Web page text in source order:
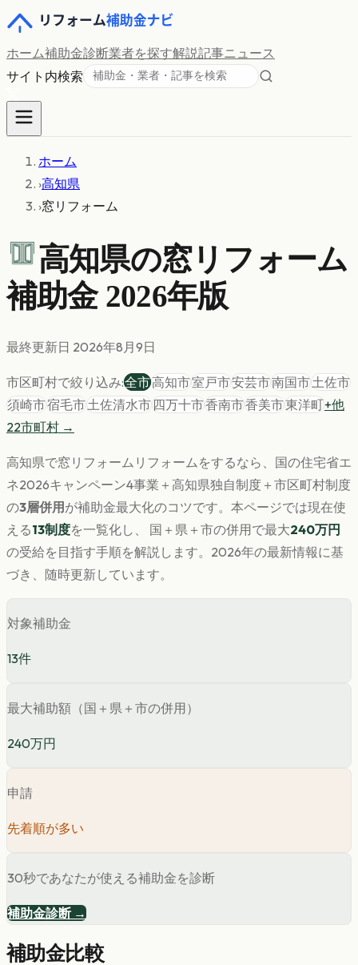
ホーム補助金診断業者を探す解説記事ニュース
サイト内検索
ホーム
›高知県
›窓リフォーム
高知県の窓リフォーム
補助金 2026年版
最終更新日 2026年8月9日
市区町村で絞り込み:全市高知市室戸市安芸市南国市土佐市
須崎市宿毛市土佐清水市四万十市香南市香美市東洋町+他
22市町村 →
高知県で窓リフォーム リフォームをするなら、国の住宅省エ
ネ2026キャンペーン4事業＋ 高知県独自制度＋市区町村制度
の3層併用 が補助金最大化のコツです。 本ページでは現在使
える13制度を一覧化し、 国＋県＋市の併用で最大240万円
の受給を目指す手順を解説します。 2026年の最新情報に基
づき、随時更新しています。
対象補助金
13件
最大補助額（国＋県＋市の併用）
240万円
申請
先着順が多い
30秒であなたが使える補助金を診断
補助金診断 →
補助金比較